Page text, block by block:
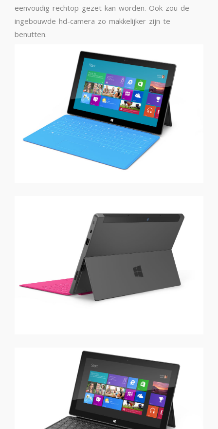
eenvoudig rechtop gezet kan worden. Ook zou de
ingebouwde hd-camera zo makkelijker zijn te
benutten.